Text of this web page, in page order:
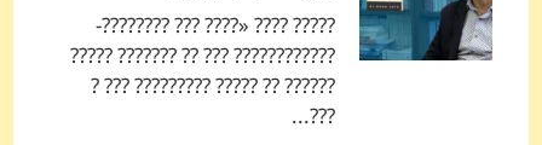
????? ???? «???? ??? ????????-
???????????? ??? ?? ??????? ?????
?????? ?? ????? ????????? ??? ?
???...